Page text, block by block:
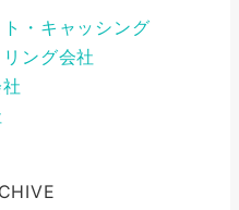
・キャッシング
ング会社